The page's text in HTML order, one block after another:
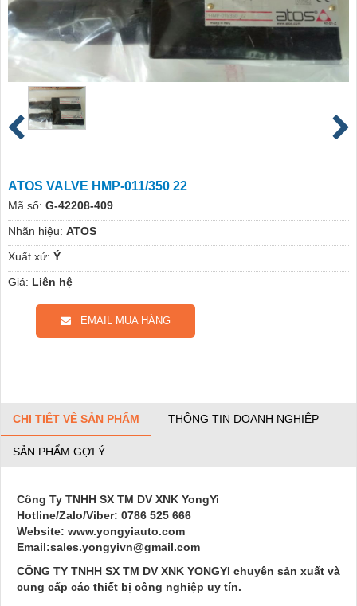
ATOS VALVE HMP-011/350 22
Mã số: G-42208-409
Nhãn hiệu: ATOS
Xuất xứ: Ý
Giá: Liên hệ
EMAIL MUA HÀNG
CHI TIẾT VỀ SẢN PHẨM THÔNG TIN DOANH NGHIỆP
SẢN PHẨM GỢI Ý
Công Ty TNHH SX TM DV XNK YongYi
Hotline/Zalo/Viber: 0786 525 666
Website: www.yongyiauto.com
Email:sales.yongyivn@gmail.com
CÔNG TY TNHH SX TM DV XNK YONGYI chuyên sản xuất và
cung cấp các thiết bị công nghiệp uy tín.